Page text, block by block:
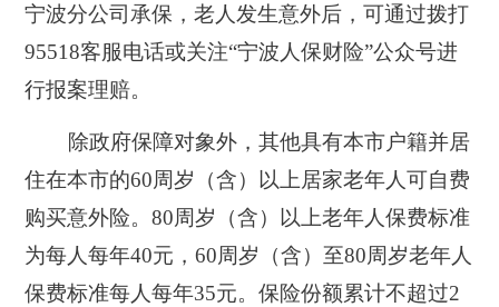
宁波分公司承保，老人发生意外后，可通过拨打
95518客服电话或关注“宁波人保财险”公众号进
行报案理赔。
除政府保障对象外，其他具有本市户籍并居
住在本市的60周岁（含）以上居家老年人可自费
购买意外险。80周岁（含）以上老年人保费标准
为每人每年40元，60周岁（含）至80周岁老年人
保费标准每人每年35元。保险份额累计不超过2